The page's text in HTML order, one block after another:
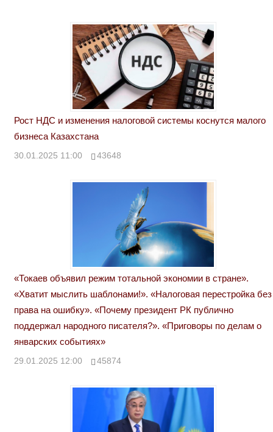
Рост НДС и изменения налоговой системы коснутся малого
бизнеса Казахстана
30.01.2025 11:00 43648
«Токаев объявил режим тотальной экономии в стране».
«Хватит мыслить шаблонами!». «Налоговая перестройка без
права на ошибку». «Почему президент РК публично
поддержал народного писателя?». «Приговоры по делам о
январских событиях»
29.01.2025 12:00 45874